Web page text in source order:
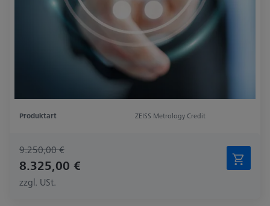
Produktart ZEISS Metrology Credit
9.250,00 €
8.325,00 €
zzgl. USt.